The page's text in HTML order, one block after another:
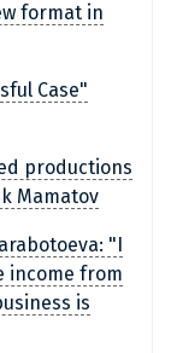
format in
Case"
productions
Mamatov
"I
income from
is